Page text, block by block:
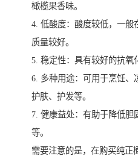
橄榄果香味。
4. 低酸度：酸度较低，一般
质量较好。
5. 稳定性：具有较好的抗氧
6. 多种用途：可用于烹饪、
护肤、护发等。
7. 健康益处：有助于降低
等。
需要注意的是，在购买纯正